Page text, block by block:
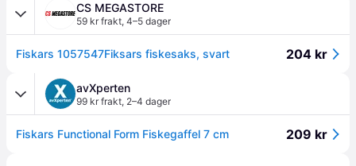
CS MEGASTORE
59 kr frakt, 4–5 dager
Fiskars 1057547Fiksars fiskesaks, svart 204 kr
avXperten
99 kr frakt, 2–4 dager
Fiskars Functional Form Fiskegaffel 7 cm 209 kr